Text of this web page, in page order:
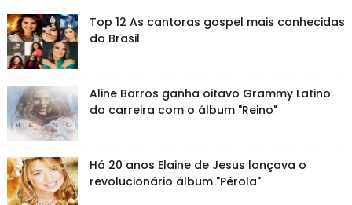
Top 12 As cantoras gospel mais conhecidas
do Brasil
Aline Barros ganha oitavo Grammy Latino
da carreira com o álbum "Reino"
Há 20 anos Elaine de Jesus lançava o
revolucionário álbum "Pérola"